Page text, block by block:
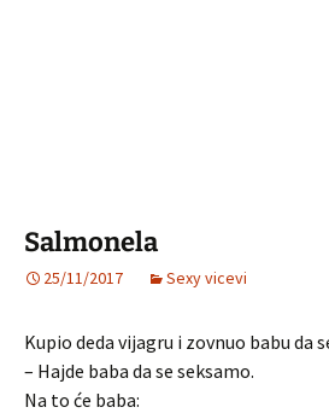
Salmonela
25/11/2017 Sexy vicevi
Kupio deda vijagru i zovnuo babu da
– Hajde baba da se seksamo.
Na to će baba: